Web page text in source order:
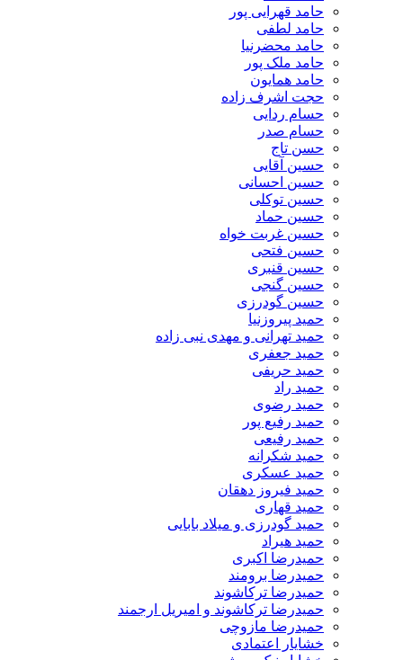
حامد قهرایی پور
حامد لطفی
حامد محضرنیا
حامد ملک پور
حامد همایون
حجت اشرف زاده
حسام ردایی
حسام صدر
حسن تاج
حسین آقایی
حسین احسانی
حسین توکلی
حسین حماد
حسین غربت خواه
حسین فتحی
حسین قنبری
حسین گنجی
حسین گودرزی
حمید پیروزنیا
حمید تهرانی و مهدی نبی زاده
حمید جعفری
حمید حریفی
حمید راد
حمید رضوی
حمید رفیع پور
حمید رفیعی
حمید شکرانه
حمید عسکری
حمید فیروز دهقان
حمید قهاری
حمید گودرزی و میلاد بابایی
حمید هیراد
حمیدرضا اکبری
حمیدرضا برومند
حمیدرضا ترکاشوند
حمیدرضا ترکاشوند و امیریل ارجمند
حمیدرضا مازوچی
خشایار اعتمادی